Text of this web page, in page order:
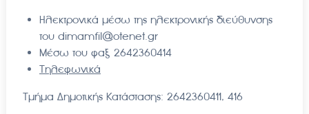
Ηλεκτρονικά μέσω της ηλεκτρονικής διεύθυνσης
του dimamfil@otenet.gr
Μέσω του φαξ 2642360414
Τηλεφωνικά
Τμήμα Δημοτικής Κατάστασης: 2642360411, 416